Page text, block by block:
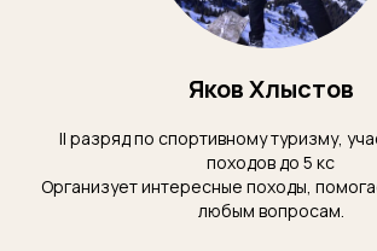
Яков Хлыстов
II разряд по спортивному туризму,
походов до 5 кс
Организует интересные походы,
любым вопросам.